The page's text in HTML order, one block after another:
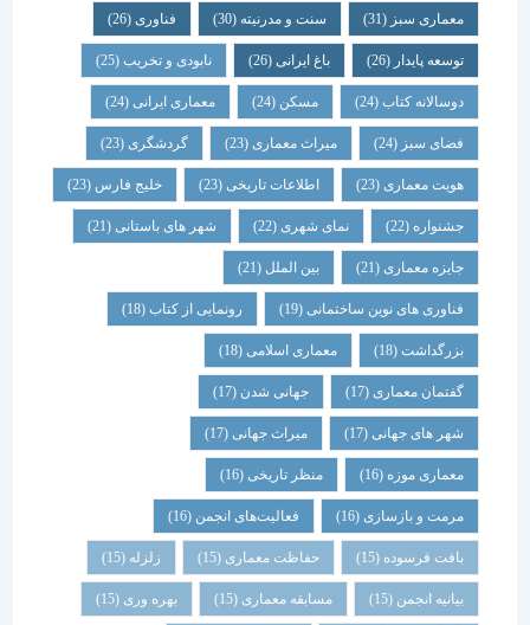
معماری سبز(31) سنت و مدرنیته(30) فناوری (26)
توسعه پایدار(26) باغ ایرانی(26) نابودی و تخریب(25)
دوسالانه کتاب(24) مسکن (24) معماری ایرانی(24)
فضای سبز(24) میراث معماری (23) گردشگری (23)
هویت معماری (23) اطلاعات تاریخی(23) خلیج فارس(23)
جشنواره(22) نمای شهری(22) شهر های باستانی (21)
جایزه معماری (21) بین الملل(21)
فناوری های نوین ساختمانی(19) رونمایی از کتاب (18)
بزرگداشت (18) معماری اسلامی(18)
گفتمان معماری (17) جهانی شدن(17)
شهر های جهانی(17) میراث جهانی(17)
معماری موزه(16) منظر تاریخی (16)
مرمت و بازسازی(16) فعالیت‌های انجمن(16)
بافت فرسوده (15) حفاظت معماری (15) زلزله
بیانیه انجمن(15) مسابقه معماری (15) بهره وری(15)